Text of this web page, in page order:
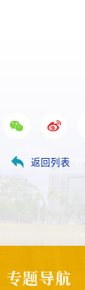
返回列表
专题导航